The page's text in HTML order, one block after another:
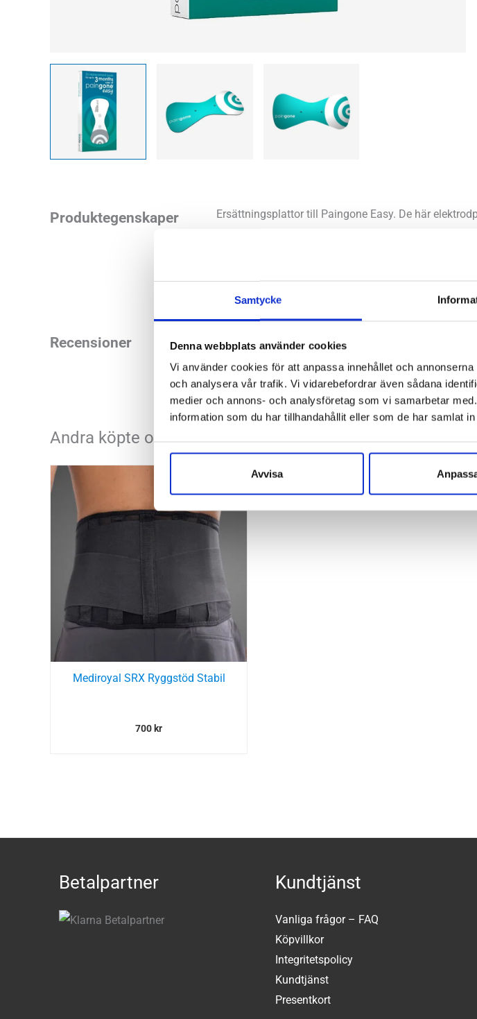
Samtycke
Denna webbplats använder cookies
Vi använder cookies för att anpassa innehållet och
och analysera vår trafik. Vi vidarebefordrar även sådana
medier och annons- och analysföretag som vi samarbetar
information som du har tillhandahållit eller som de har samlat
Avvisa
Produktegenskaper
Ersättningsplattor till Paingone Easy. De här
förpackning innehåller två stycken gel plattor och
Recensioner
Andra köpte också...
Mediroyal SRX Ryggstöd Stabil
700 kr
Betalpartner Kundtjänst
Vanliga frågor – FAQ
Köpvillkor
Integritetspolicy
Kundtjänst
Presentkort